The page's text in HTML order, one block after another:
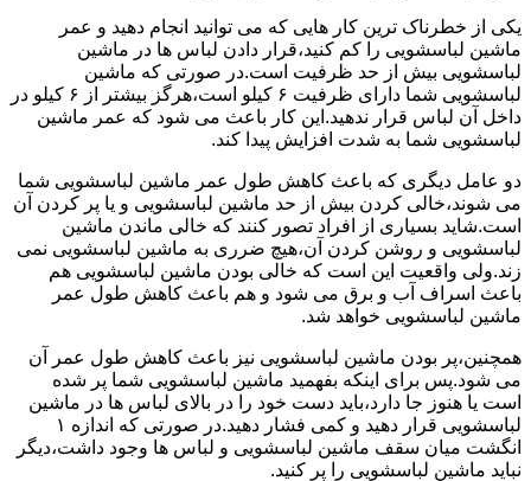
یکی از خطرناک ترین کار هایی که می توانید انجام دهید و عمر
ماشین لباسشویی را کم کنید،قرار دادن لباس ها در ماشین
لباسشویی بیش از حد ظرفیت است.در صورتی که ماشین
لباسشویی شما دارای ظرفیت ۶ کیلو است،هرگز بیشتر از ۶ کیلو در
داخل آن لباس قرار ندهید.این کار باعث می شود که عمر ماشین
لباسشویی شما به شدت افزایش پیدا کند.
دو عامل دیگری که باعث کاهش طول عمر ماشین لباسشویی شما
می شوند،خالی کردن بیش از حد ماشین لباسشویی و یا پر کردن آن
است.شاید بسیاری از افراد تصور کنند که خالی ماندن ماشین
لباسشویی و روشن کردن آن،هیچ ضرری به ماشین لباسشویی نمی
زند.ولی واقعیت این است که خالی بودن ماشین لباسشویی هم
باعث اسراف آب و برق می شود و هم باعث کاهش طول عمر
ماشین لباسشویی خواهد شد.
همچنین،پر بودن ماشین لباسشویی نیز باعث کاهش طول عمر آن
می شود.پس برای اینکه بفهمید ماشین لباسشویی شما پر شده
است یا هنوز جا دارد،باید دست خود را در بالای لباس ها در ماشین
لباسشویی قرار دهید و کمی فشار دهید.در صورتی که اندازه ۱
انگشت میان سقف ماشین لباسشویی و لباس ها وجود داشت،دیگر
نباید ماشین لباسشویی را پر کنید.